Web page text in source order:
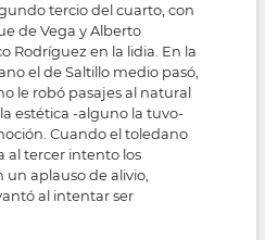
tercio del cuarto, con
de Vega y Alberto
Rodríguez en la lidia. En la
el de Saltillo medio pasó,
le robó pasajes al natural
estética -alguno la tuvo-
Cuando el toledano
al tercer intento los
aplauso de alivio,
al intentar ser